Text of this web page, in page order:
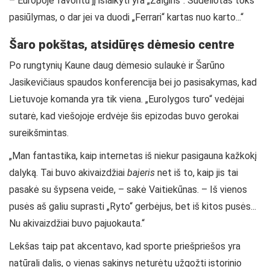
pasiūlymas, o dar jei va duodi „Ferrari“ kartas nuo karto...“
Šaro pokštas, atsidūręs dėmesio centre
Po rungtynių Kaune daug dėmesio sulaukė ir Šarūno
Jasikevičiaus spaudos konferencija bei jo pasisakymas, kad
Lietuvoje komanda yra tik viena. „Eurolygos turo“ vedėjai
sutarė, kad viešojoje erdvėje šis epizodas buvo gerokai
sureikšmintas.
„Man fantastika, kaip internetas iš niekur pasigauna kažkokį
dalyką. Tai buvo akivaizdžiai bajeris net iš to, kaip jis tai
pasakė su šypsena veide, – sakė Vaitiekūnas. – Iš vienos
pusės aš galiu suprasti „Ryto“ gerbėjus, bet iš kitos pusės...
Nu akivaizdžiai buvo pajuokauta.“
Lekšas taip pat akcentavo, kad sporte priešpriešos yra
natūrali dalis, o vienas sakinys neturėtų užgožti istorinio